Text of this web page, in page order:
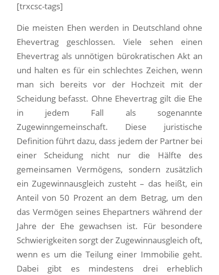
[trxcsc-tags]
Die meisten Ehen werden in Deutschland ohne
Ehevertrag geschlossen. Viele sehen einen
Ehevertrag als unnötigen bürokratischen Akt an
und halten es für ein schlechtes Zeichen, wenn
man sich bereits vor der Hochzeit mit der
Scheidung befasst. Ohne Ehevertrag gilt die Ehe
in jedem Fall als sogenannte
Zugewinngemeinschaft. Diese juristische
Definition führt dazu, dass jedem der Partner bei
einer Scheidung nicht nur die Hälfte des
gemeinsamen Vermögens, sondern zusätzlich
ein Zugewinnausgleich zusteht – das heißt, ein
Anteil von 50 Prozent an dem Betrag, um den
das Vermögen seines Ehepartners während der
Jahre der Ehe gewachsen ist. Für besondere
Schwierigkeiten sorgt der Zugewinnausgleich oft,
wenn es um die Teilung einer Immobilie geht.
Dabei gibt es mindestens drei erheblich